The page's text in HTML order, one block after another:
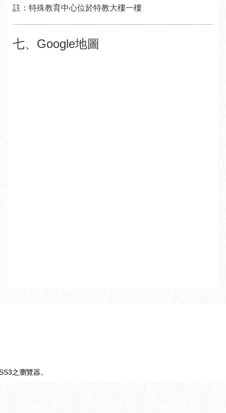
註：特殊教育中心位於特教大樓一樓
七、Google地圖
之瀏覽器。